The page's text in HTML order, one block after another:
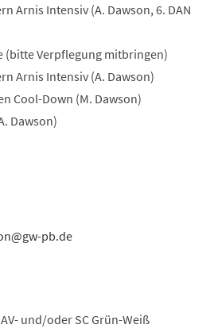
Arnis Intensiv (A. Dawson, 6. DAN
(bitte Verpflegung mitbringen)
Arnis Intensiv (A. Dawson)
Cool-Down (M. Dawson)
Dawson)
pb.de
und/oder SC Grün-Weiß